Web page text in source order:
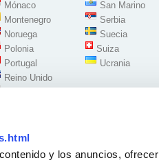
y los anuncios, ofrecer
Mónaco
Montenegro
Noruega
Polonia
Portugal
Reino Unido
San Marino
Serbia
Suecia
Suiza
Ucrania